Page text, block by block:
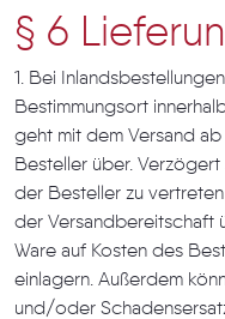
§ 6
1. Bei
Bestimmungsort
geht mit dem Versand
Besteller über.
der Besteller zu
der Versandbereitschaft
Ware auf Kosten des
einlagern. Außerdem
und/oder